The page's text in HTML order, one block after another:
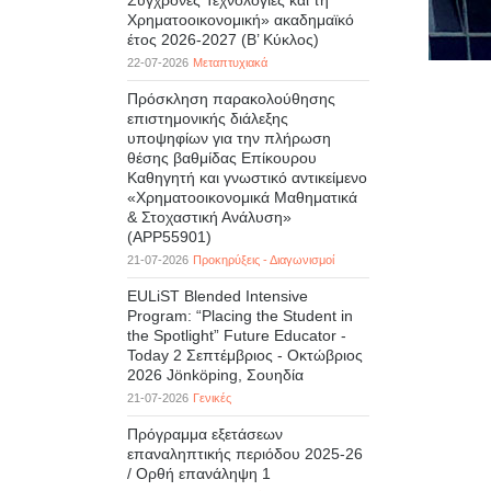
Χρηματοοικονομική» ακαδημαϊκό
έτος 2026-2027 (B’ Kύκλος)
22-07-2026 Μεταπτυχιακά
Πρόσκληση παρακολούθησης
επιστημονικής διάλεξης
υποψηφίων για την πλήρωση
θέσης βαθμίδας Επίκουρου
Καθηγητή και γνωστικό αντικείμενο
«Χρηματοοικονομικά Μαθηματικά
& Στοχαστική Ανάλυση»
(APP55901)
21-07-2026 Προκηρύξεις - Διαγωνισμοί
EULiST Blended Intensive
Program: “Placing the Student in
the Spotlight” Future Educator -
Today 2 Σεπτέμβριος - Οκτώβριος
2026 Jönköping, Σουηδία
21-07-2026 Γενικές
Πρόγραμμα εξετάσεων
επαναληπτικής περιόδου 2025-26
/ Ορθή επανάληψη 1